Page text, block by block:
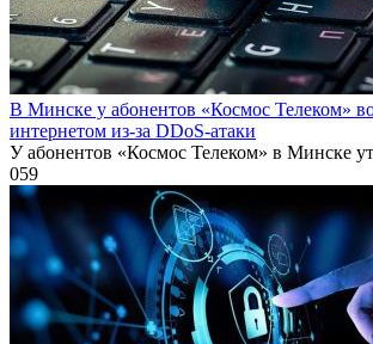
В Минске у абонентов «Космос Телеком»
интернетом из-за DDoS-атаки
У абонентов «Космос Телеком» в Минске
059